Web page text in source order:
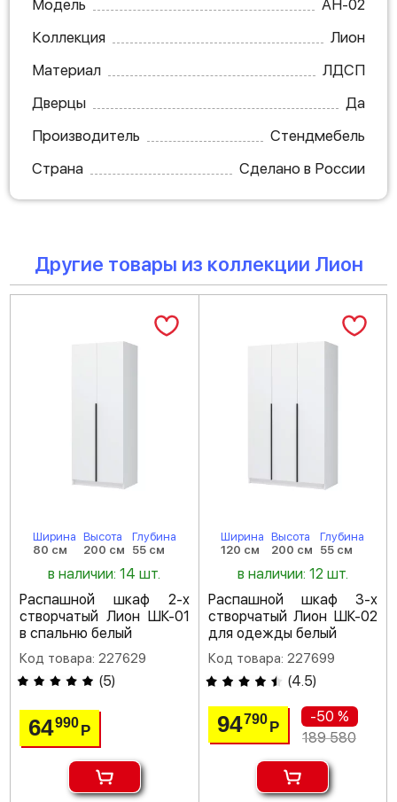
Модель
АН-02
Коллекция
Лион
Материал
ЛДСП
Дверцы
Да
Производитель
Стендмебель
Страна
Сделано в России
Другие товары из коллекции Лион
Ширина
80 см
Высота
200 см
Глубина
55 см
в наличии: 14 шт.
Распашной шкаф 2-х
створчатый Лион ШК-01
в спальню белый
Код товара: 227629
(5)
64990Р
Ширина
120 см
Высота
200 см
Глубина
55 см
в наличии: 12 шт.
Распашной шкаф 3-х
створчатый Лион ШК-02
для одежды белый
Код товара: 227699
(4.5)
94790 Р
-50 %
189 580